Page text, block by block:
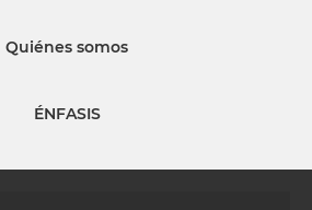
Quiénes somos
ÉNFASIS